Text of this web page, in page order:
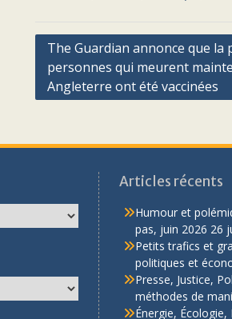
Navigation
de
l’article
The Guardian annonce que la
personnes qui meurent
Angleterre ont été vaccinées
Articles récents
Humour et
pas, juin 2026 26
Petits trafics et
politiques et
Presse, Justice,
méthodes de
Énergie,